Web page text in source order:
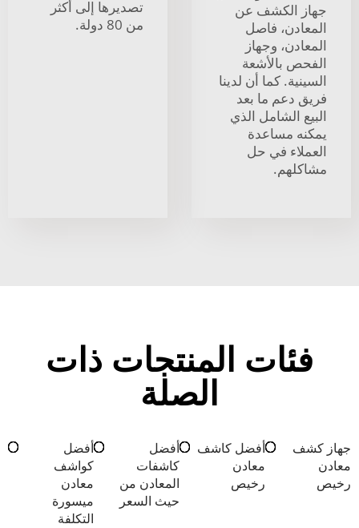
جهاز الكشف عن
المعادن، فاصل
المعادن، وجهاز
الفحص بالأشعة
السينية. كما أن لدينا
فريق دعم ما بعد
البيع الشامل الذي
يمكنه مساعدة
العملاء في حل
مشاكلهم.
تصديرها إلى أكثر
من 80 دولة.
فئات المنتجات ذات
الصلة
جهاز كشف
معادن
رخيص
أفضل كاشف
معادن
رخيص
أفضل
كاشفات
المعادن من
حيث السعر
أفضل
كواشف
معادن
ميسورة
التكلفة